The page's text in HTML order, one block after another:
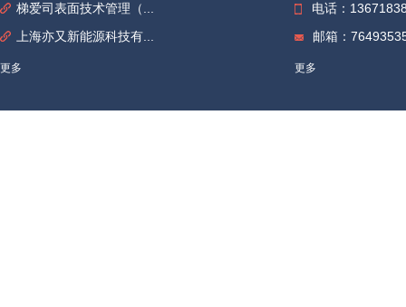
梯爱司表面技术管理（...
上海亦又新能源科技有...
更多
电话：
邮箱：
更多